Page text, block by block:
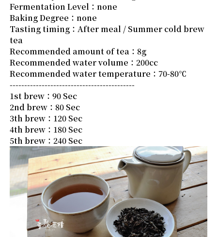
Fermentation Level：none
Baking Degree：none
Tasting timing：After meal / Summer cold brew
tea
Recommended amount of tea：8g
Recommended water volume：200cc
Recommended water temperature：70-80℃
-------------------------------------------
1st brew：90 Sec
2nd brew：80 Sec
3th brew：120 Sec
4th brew：180 Sec
5th brew：240 Sec